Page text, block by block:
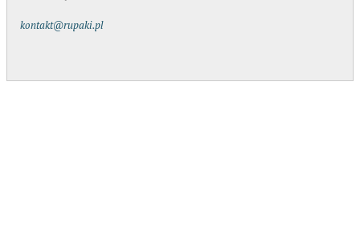
kontakt@rupaki.pl